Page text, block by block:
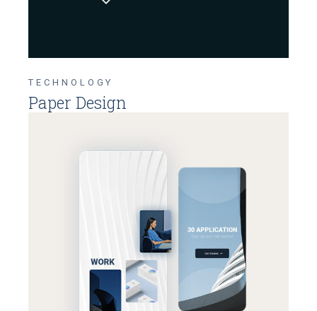
TECHNOLOGY
Paper Design